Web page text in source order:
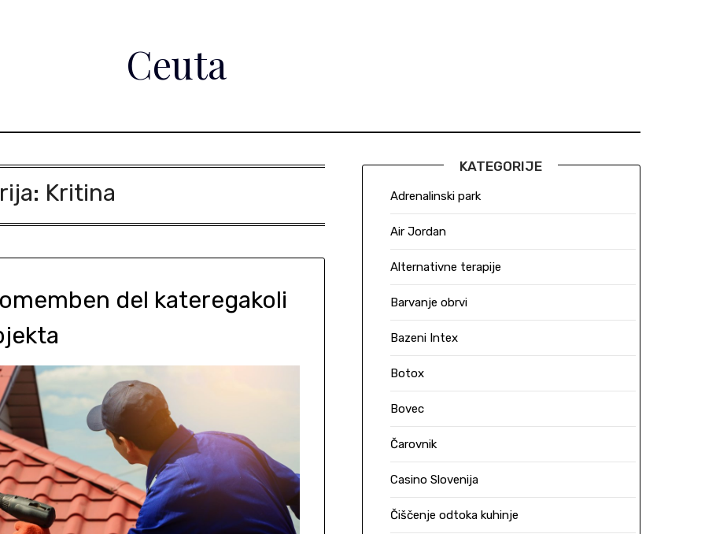
Ceuta
Kritina
del kateregakoli
KATEGORIJE
Adrenalinski park
Air Jordan
Alternativne terapije
Barvanje obrvi
Bazeni Intex
Botox
Bovec
Čarovnik
Casino Slovenija
Čiščenje odtoka kuhinje